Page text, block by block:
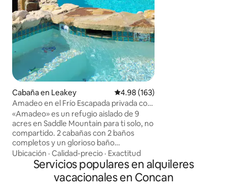
Cabaña en Leakey Calificación promedio: 4.98 de
4.98 (163)
Amadeo en el Frío Escapada privada con
piscina y spa
«Amadeo» es un refugio aislado de 9
acres en Saddle Mountain para ti solo, no
compartido. 2 cabañas con 2 baños
completos y un glorioso baño
exterior/ducha junto a la piscina de agua
salada y el spa. Zona de descanso al aire
libre, comedores cubiertos, zona de
juegos, observación de estrellas junto a
Ubicación · Calidad-precio · Exactitud
Servicios populares en alquileres
vacacionales en Concan